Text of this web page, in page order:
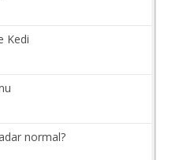
Kedi
normal?